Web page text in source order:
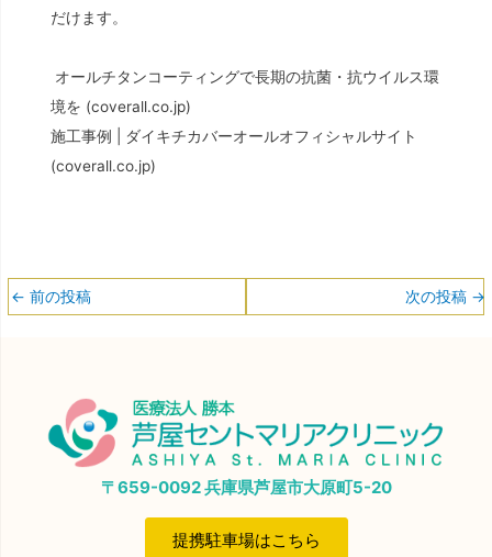
だけます。
オールチタンコーティングで長期の抗菌・抗ウイルス環
境を (coverall.co.jp)
施工事例 |
ダイキチカバーオールオフィシャルサイト
(coverall.co.jp)
← 前の投稿 次の投稿 →
〒659-0092 兵庫県芦屋市大原町5-20
提携駐車場はこちら